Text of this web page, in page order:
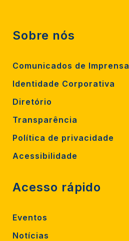
Sobre nós
Comunicados de Imprensa
Identidade Corporativa
Diretório
Transparência
Política de privacidade
Acessibilidade
Acesso rápido
Eventos
Notícias